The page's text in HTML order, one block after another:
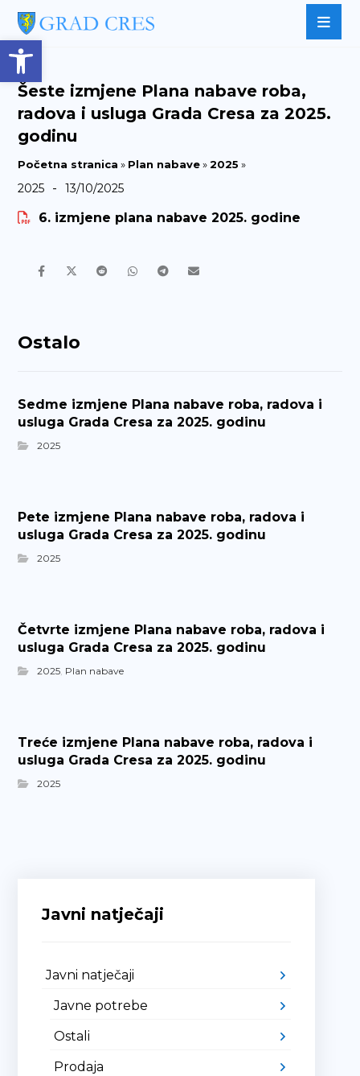
Open toolbar
Šeste izmjene Plana nabave roba,
radova i usluga Grada Cresa za 2025.
godinu
Početna stranica » Plan nabave»2025 »
2025 - 13/10/2025
6. izmjene plana nabave 2025. godine
Ostalo
Sedme izmjene Plana nabave roba, radova i
usluga Grada Cresa za 2025. godinu
2025
Pete izmjene Plana nabave roba, radova i
usluga Grada Cresa za 2025. godinu
2025
Četvrte izmjene Plana nabave roba, radova i
usluga Grada Cresa za 2025. godinu
2025, Plan nabave
Treće izmjene Plana nabave roba, radova i
usluga Grada Cresa za 2025. godinu
2025
Javni natječaji
Javni natječaji
Javne potrebe
Ostali
Prodaja